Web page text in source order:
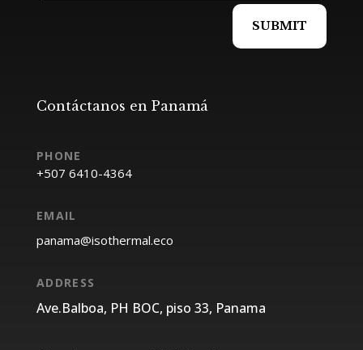
SUBMIT
Contáctanos en Panamá
EMAIL
ADDRESS
Ave.Balboa, PH BOC, piso 33, Panama